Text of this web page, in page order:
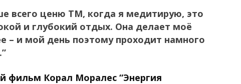
всего ценю ТМ, когда я медитирую, это
и глубокий отдых. Она делает моё
– и мой день поэтому проходит намного
фильм Корал Моралес “Энергия